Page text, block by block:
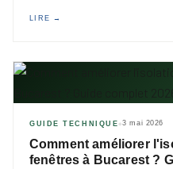
LIRE →
GUIDE TECHNIQUE ◆3 mai 2026
Comment améliorer
fenêtres à Bucarest ?